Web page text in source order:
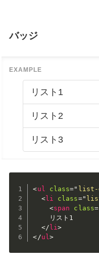
バッジ
リスト1
リスト2
リスト3
<ul class=" list-
<li class="
<span class=
    リスト1
</li>
</ul >